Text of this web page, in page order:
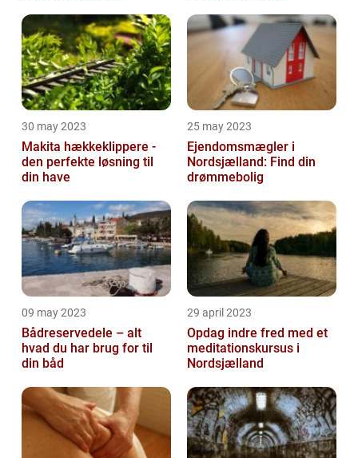
30 may 2023
Makita hækkeklippere -
den perfekte løsning til
din have
25 may 2023
Ejendomsmægler i
Nordsjælland: Find din
drømmebolig
09 may 2023
Bådreservedele – alt
hvad du har brug for til
din båd
29 april 2023
Opdag indre fred med et
meditationskursus i
Nordsjælland